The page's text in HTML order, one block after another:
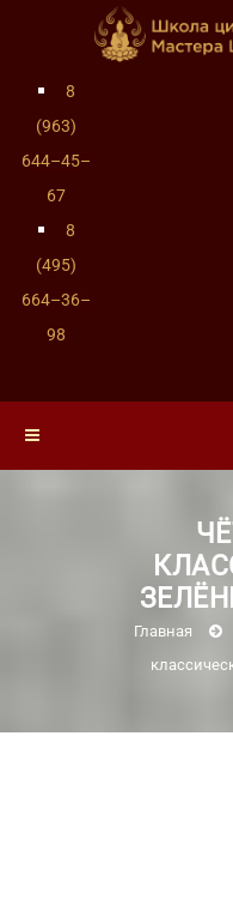
8
(963)
644–45–
67
8
(495)
664–36–
98
Главная